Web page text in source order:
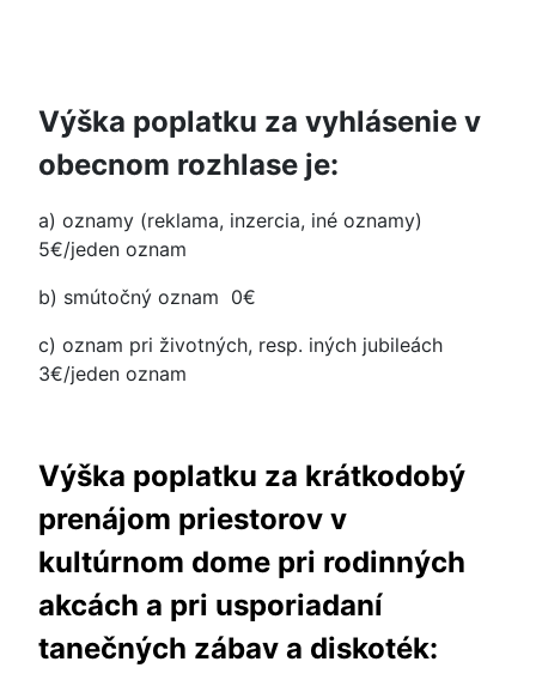
Výška poplatku za vyhlásenie v
obecnom rozhlase je:
a) oznamy (reklama, inzercia, iné oznamy)
5€/jeden oznam
b) smútočný oznam 0€
c) oznam pri životných, resp. iných jubileách
3€/jeden oznam
Výška poplatku za krátkodobý
prenájom priestorov v
kultúrnom dome pri rodinných
akcách a pri usporiadaní
tanečných zábav a diskoték: